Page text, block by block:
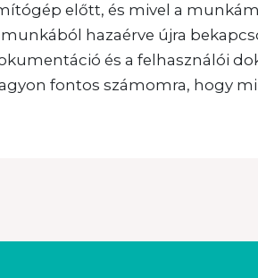
előtt, és mivel a
hazaérve újra
és a felhasználói
fontos számomra, hogy